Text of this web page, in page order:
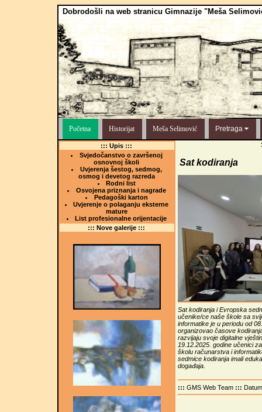
Dobrodošli na web stranicu Gimnazije "Meša
Početna Historijat Meša Selimović Pretraga
::: Upis :::
Svjedočanstvo o završenoj
osnovnoj školi
Uvjerenja šestog, sedmog,
osmog i devetog razreda
Rodni list
Osvojena priznanja i nagrade
Pedagoški karton
Uvjerenje o polaganju eksterne
mature
List profesionalne orijentacije
::: Nove galerije :::
Sat kodiranja
Sat kodiranja i Evropska
učenike/ce naše škole sa
informatike je u periodu od
organizovao časove
razvijaju svoje digitalne
19.12.2025. godine učenici
školu računarstva i
sedmice kodiranja imali
događaja.
::: GMS Web Team :::